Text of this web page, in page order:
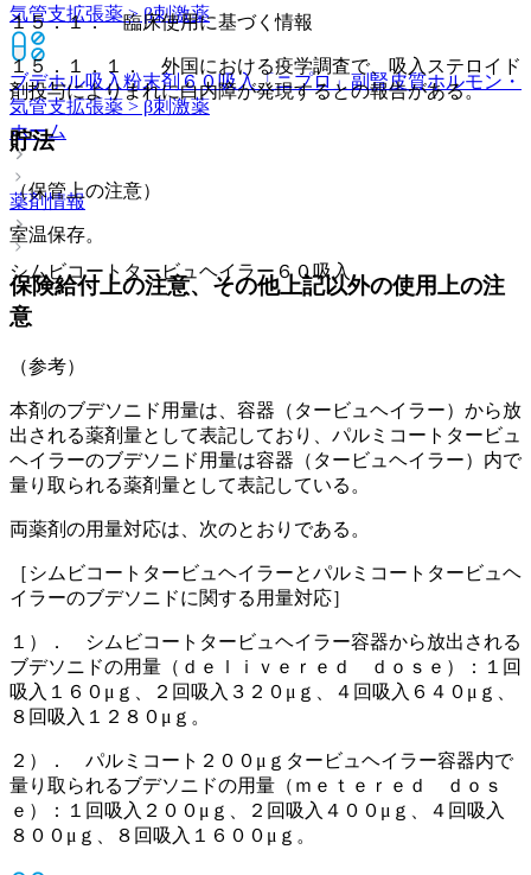
気管支拡張薬 > β刺激薬
ブデホル吸入粉末剤６０吸入「ニプロ」副腎皮質ホルモン・
気管支拡張薬 > β刺激薬
ホーム
薬剤情報
シムビコートタービュヘイラー６０吸入
１５．１． 臨床使用に基づく情報
１５．１．１． 外国における疫学調査で、吸入ステロイド
剤投与によりまれに白内障が発現するとの報告がある。
貯法
（保管上の注意）
室温保存。
保険給付上の注意、その他上記以外の使用上の注
意
（参考）
本剤のブデソニド用量は、容器（タービュヘイラー）から放
出される薬剤量として表記しており、パルミコートタービュ
ヘイラーのブデソニド用量は容器（タービュヘイラー）内で
量り取られる薬剤量として表記している。
両薬剤の用量対応は、次のとおりである。
［シムビコートタービュヘイラーとパルミコートタービュヘ
イラーのブデソニドに関する用量対応］
１）． シムビコートタービュヘイラー容器から放出される
ブデソニドの用量（ｄｅｌｉｖｅｒｅｄ ｄｏｓｅ）：１回
吸入１６０μｇ、２回吸入３２０μｇ、４回吸入６４０μｇ、
８回吸入１２８０μｇ。
２）． パルミコート２００μｇタービュヘイラー容器内で
量り取られるブデソニドの用量（ｍｅｔｅｒｅｄ ｄｏｓ
ｅ）：１回吸入２００μｇ、２回吸入４００μｇ、４回吸入
８００μｇ、８回吸入１６００μｇ。